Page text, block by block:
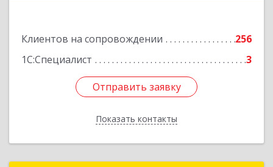
Клиентов на сопровождении
256
1С:Специалист
3
Отправить заявку
Показать контакты
Отправить заявку
Назад